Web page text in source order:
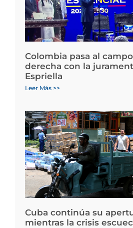
Colombia pasa al
derecha con la
Espriella
Leer Más >>
Cuba continúa su
mientras la crisis